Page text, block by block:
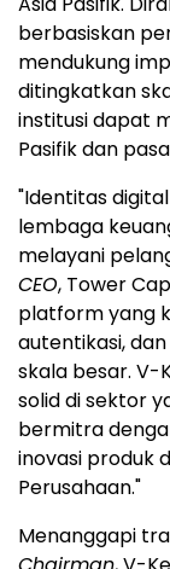
berbasiskan
mendukung
ditingkatkan
institusi dapat
Pasifik dan
"Identitas
lembaga
melayani
CEO, Tower
platform yang
autentikasi,
skala besar. V-
solid di sektor
bermitra
inovasi produk
Perusahaan."
Menanggapi